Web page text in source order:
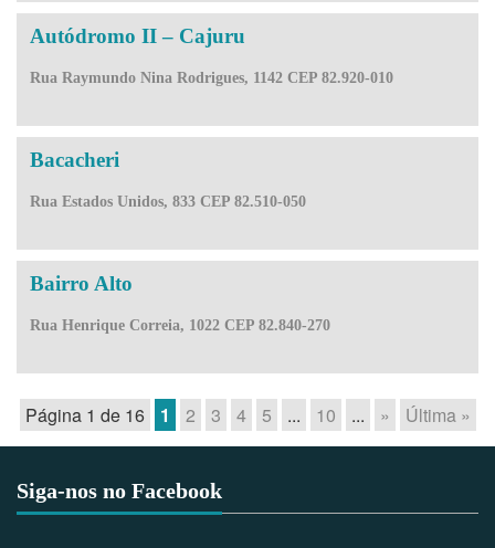
Autódromo II – Cajuru
Rua Raymundo Nina Rodrigues, 1142 CEP 82.920-010
Bacacheri
Rua Estados Unidos, 833 CEP 82.510-050
Bairro Alto
Rua Henrique Correia, 1022 CEP 82.840-270
Página 1 de 16 1 2 3 4 5 ... 10 ... » Última »
Siga-nos no Facebook